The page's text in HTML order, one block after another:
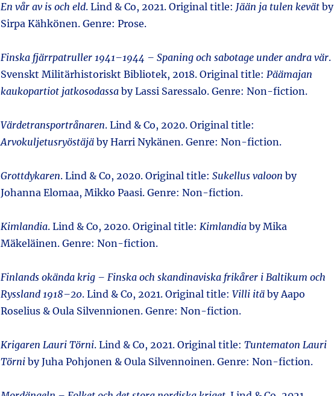
En vår av is och eld. Lind & Co, 2021. Original title: Jään ja tulen kevät by
Sirpa Kähkönen. Genre: Prose.
Finska fjärrpatruller 1941–1944 – Spaning och sabotage under andra vär.
Svenskt Militärhistoriskt Bibliotek, 2018. Original title: Päämajan
kaukopartiot jatkosodassa by Lassi Saressalo. Genre: Non-fiction.
Värdetransportrånaren. Lind & Co, 2020. Original title:
Arvokuljetusryöstäjä by Harri Nykänen. Genre: Non-fiction.
Grottdykaren. Lind & Co, 2020. Original title: Sukellus valoon by
Johanna Elomaa, Mikko Paasi. Genre: Non-fiction.
Kimlandia. Lind & Co, 2020. Original title: Kimlandia by Mika
Mäkeläinen. Genre: Non-fiction.
Finlands okända krig – Finska och skandinaviska frikårer i Baltikum och
Ryssland 1918–20. Lind & Co, 2021. Original title: Villi itä by Aapo
Roselius & Oula Silvennionen. Genre: Non-fiction.
Krigaren Lauri Törni. Lind & Co, 2021. Original title: Tuntematon Lauri
Törni by Juha Pohjonen & Oula Silvennoinen. Genre: Non-fiction.